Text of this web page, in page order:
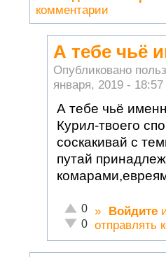
комментарии
А тебе чьё
Опубликовано
января, 2019 - 18:57
А тебе чьё
Курил-твоего
соскакивай с
путай
Отлично!
0
Неадекватно!
0
» Войдите
отправлять